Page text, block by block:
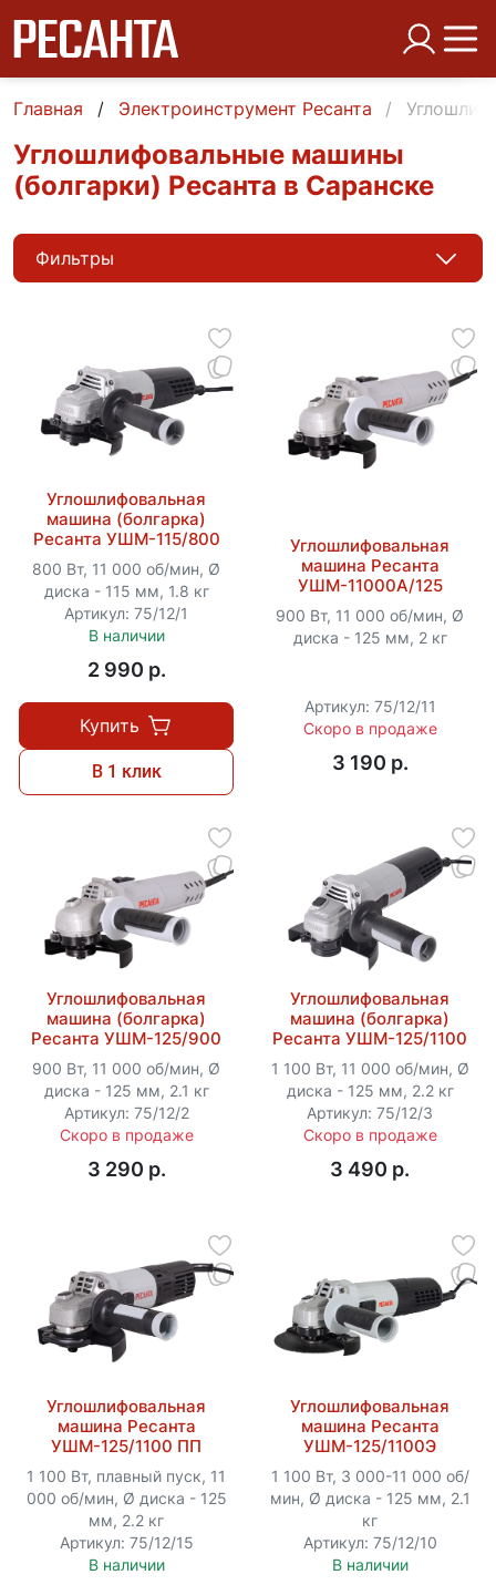
Главная Электроинструмент Ресанта
Углошлифовальные машины
(болгарки) Ресанта в Саранске
Фильтры
Углошлифовальная
машина (болгарка)
Ресанта УШМ-115/800
800 Вт, 11 000 об/мин, Ø
диска - 115 мм, 1.8 кг
Артикул: 75/12/1
В наличии
2 990 p.
Купить
В 1 клик
Углошлифовальная
машина Ресанта
УШМ-11000А/125
900 Вт, 11 000 об/мин, Ø
диска - 125 мм, 2 кг
Артикул: 75/12/11
Скоро в продаже
3 190 p.
Углошлифовальная
машина (болгарка)
Ресанта УШМ-125/900
900 Вт, 11 000 об/мин, Ø
диска - 125 мм, 2.1 кг
Артикул: 75/12/2
Скоро в продаже
3 290 p.
Углошлифовальная
машина (болгарка)
Ресанта УШМ-125/1100
1 100 Вт, 11 000 об/мин, Ø
диска - 125 мм, 2.2 кг
Артикул: 75/12/3
Скоро в продаже
3 490 p.
Углошлифовальная
машина Ресанта
УШМ-125/1100 ПП
1 100 Вт, плавный пуск, 11
000 об/мин, Ø диска - 125
мм, 2.2 кг
Артикул: 75/12/15
В наличии
Углошлифовальная
машина Ресанта
УШМ-125/1100Э
1 100 Вт, 3 000-11 000 об/
мин, Ø диска - 125 мм, 2.1
кг
Артикул: 75/12/10
В наличии